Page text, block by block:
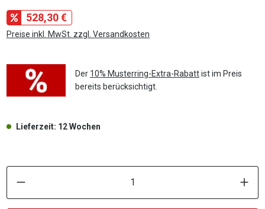
528,30 €
Preise inkl. MwSt. zzgl. Versandkosten
Der 10% Musterring-Extra-Rabattist im Preis
bereits berücksichtigt.
Lieferzeit: 12 Wochen